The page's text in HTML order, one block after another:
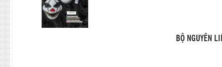
BỘ NGUYÊN